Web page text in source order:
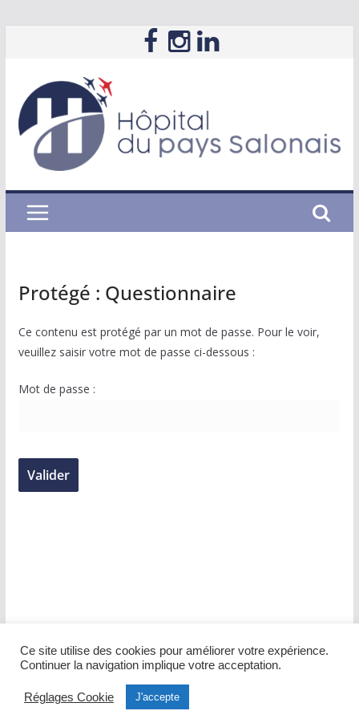
contenu
Protégé : Questionnaire
Ce contenu est protégé par un mot de passe. Pour le voir,
veuillez saisir votre mot de passe ci-dessous :
Mot de passe :
Ce site utilise des cookies pour améliorer votre expérience.
Continuer la navigation implique votre acceptation.
Réglages Cookie J'accepte